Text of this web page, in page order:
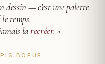
dessin —c'est une palette
temps.
larecréer. »
BOEUF